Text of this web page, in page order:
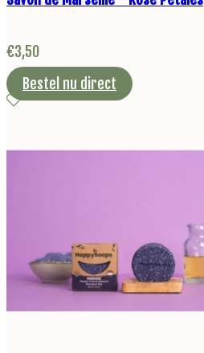
€3,50
Bestel nu direct